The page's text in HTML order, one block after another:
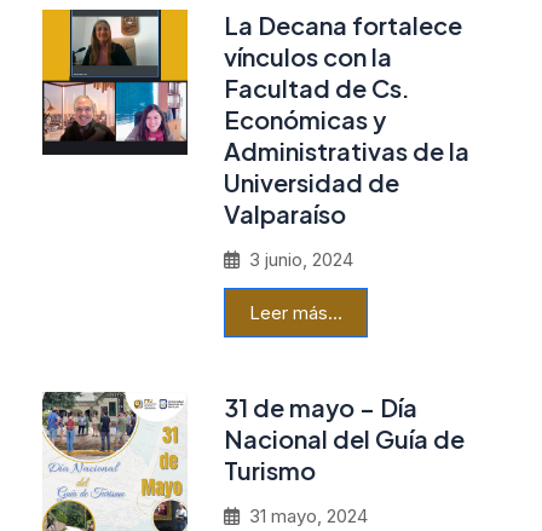
La Decana fortalece
vínculos con la
Facultad de Cs.
Económicas y
Administrativas de la
Universidad de
Valparaíso
3 junio, 2024
Leer más…
31 de mayo – Día
Nacional del Guía de
Turismo
31 mayo, 2024